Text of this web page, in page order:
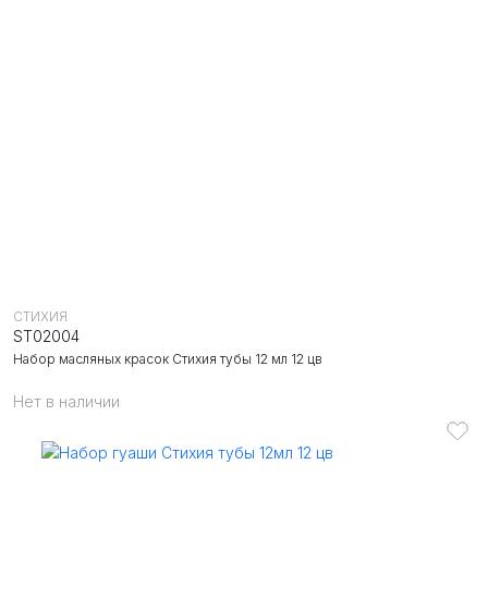
Нет в наличии
Набор масляных красок Стихия тубы 12 мл 12 цв
СТИХИЯ
ST02004